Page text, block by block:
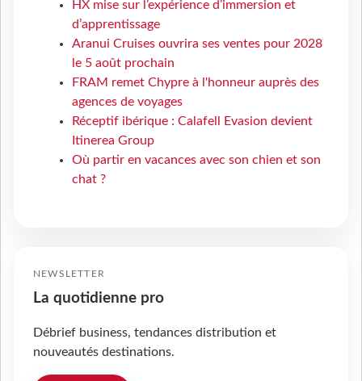
HX mise sur l’expérience d’immersion et
d’apprentissage
Aranui Cruises ouvrira ses ventes pour 2028
le 5 août prochain
FRAM remet Chypre à l'honneur auprès des
agences de voyages
Réceptif ibérique : Calafell Evasion devient
Itinerea Group
Où partir en vacances avec son chien et son
chat ?
NEWSLETTER
La quotidienne pro
Débrief business, tendances distribution et
nouveautés destinations.